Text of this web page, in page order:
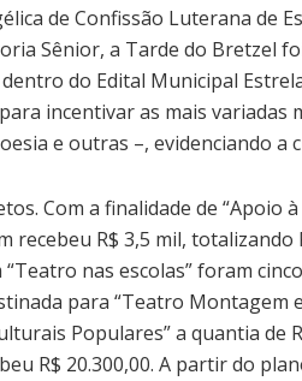
de Confissão Luterana de
Sênior, a Tarde do Bretzel
do Edital Municipal
incentivar as mais variadas
e outras –, evidenciando a
Com a finalidade de “Apoio
recebeu R$ 3,5 mil,
“Teatro nas escolas” foram
para “Teatro
Populares” a quantia
R$ 20.300,00. A partir do